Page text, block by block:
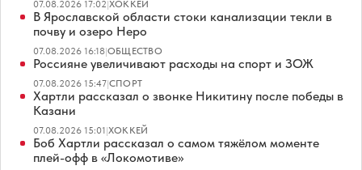
07.08.2026 17:02|ХОККЕЙ
В Ярославской области стоки канализации текли в
почву и озеро Неро
07.08.2026 16:18|ОБЩЕСТВО
Россияне увеличивают расходы на спорт и ЗОЖ
07.08.2026 15:47|СПОРТ
Хартли рассказал о звонке Никитину после победы в
Казани
07.08.2026 15:01|ХОККЕЙ
Боб Хартли рассказал о самом тяжёлом моменте
плей-офф в «Локомотиве»